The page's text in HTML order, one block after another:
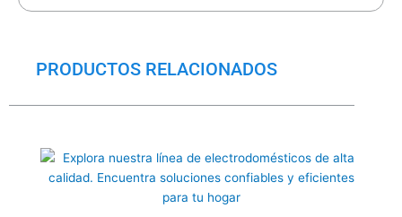
PRODUCTOS RELACIONADOS
original
era:
$6.0.
actual
es:
$4.5.